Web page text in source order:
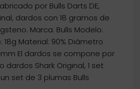
por Bulls Darts DE,
dardos con 18 gramos de
Marca: Bulls Modelo:
18g Material: 90% Diámetro
El dardos se compone por
dardos Shark Original, 1 set
set de 3 plumas Bulls